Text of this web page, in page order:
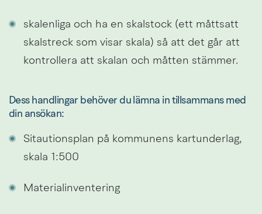
skalenliga och ha en skalstock (ett måttsatt
skalstreck som visar skala) så att det går att
kontrollera att skalan och måtten stämmer.
Dess handlingar behöver du lämna in tillsammans med
din ansökan:
Sitautionsplan på kommunens kartunderlag,
skala 1:500
Materialinventering